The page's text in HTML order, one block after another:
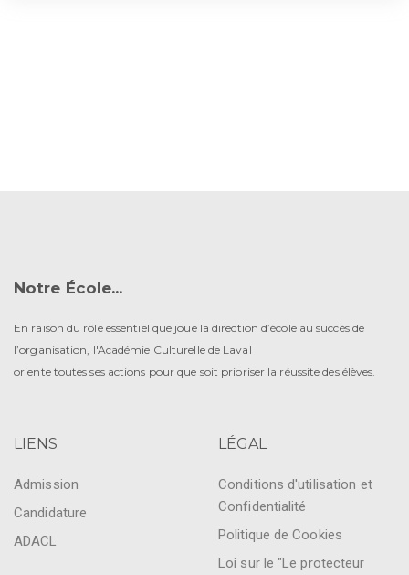
Notre École...
En raison du rôle essentiel que joue la direction d’école au succès de
l’organisation, l'Académie Culturelle de Laval
oriente toutes ses actions pour que soit prioriser la réussite des élèves.
LIENS
Admission
Candidature
ADACL
LÉGAL
Conditions d'utilisation et
Confidentialité
Politique de Cookies
Loi sur le "Le protecteur